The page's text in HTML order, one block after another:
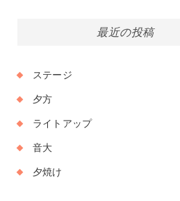
最近の投稿
ステージ
夕方
ライトアップ
音大
夕焼け